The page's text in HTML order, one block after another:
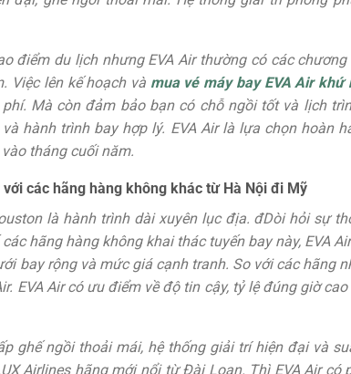
điểm du lịch nhưng EVA Air thường có các
Việc lên kế hoạch và mua vé máy bay EVA Air khứ
Mà còn đảm bảo bạn có chỗ ngồi tốt và lịch
hành trình bay hợp lý. EVA Air là lựa chọn hoàn
tháng cuối năm.
các hãng hàng không khác từ Hà Nội đi Mỹ
là hành trình dài xuyên lục địa. đDòi hỏi sự
hãng hàng không khai thác tuyến bay này, EVA
bay rộng và mức giá cạnh tranh. So với các hãng
EVA Air có ưu điểm về độ tin cậy, tỷ lệ đúng giờ
ghế ngồi thoải mái, hệ thống giải trí hiện đại và
Airlines hãng mới nổi từ Đài Loan. Thì EVA Air có